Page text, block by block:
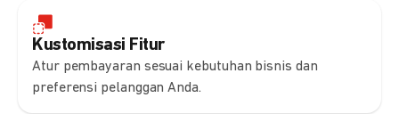
Kustomisasi Fitur
Atur pembayaran sesuai kebutuhan bisnis dan
preferensi pelanggan Anda.